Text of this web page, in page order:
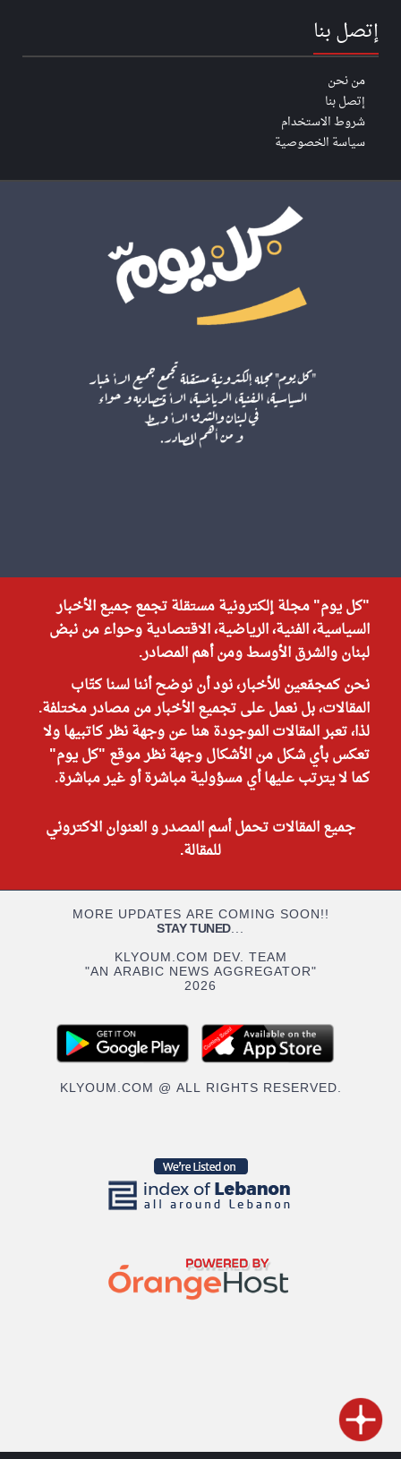
إتصل بنا
من نحن
إتصل بنا
شروط الاستخدام
سياسة الخصوصية
"كل يوم" مجلة إلكترونية مستقلة تجمع جميع الأخبار
السياسية، الفنية، الرياضية، الاقتصادية وحواء من نبض
لبنان والشرق الأوسط ومن أهم المصادر.
نحن كمجمّعين للأخبار، نود أن نوضح أننا لسنا كتّاب
المقالات، بل نعمل على تجميع الأخبار من مصادر مختلفة.
لذا، تعبر المقالات الموجودة هنا عن وجهة نظر كاتبيها ولا
تعكس بأي شكل من الأشكال وجهة نظر موقع "كل يوم"
كما لا يترتب عليها أي مسؤولية مباشرة أو غير مباشرة.
جميع المقالات تحمل أسم المصدر و العنوان الاكتروني
للمقالة.
MORE UPDATES ARE COMING SOON!!
STAY TUNED...
KLYOUM.COM DEV. TEAM
"AN ARABIC NEWS AGGREGATOR"
2026
KLYOUM.COM @ ALL RIGHTS RESERVED.